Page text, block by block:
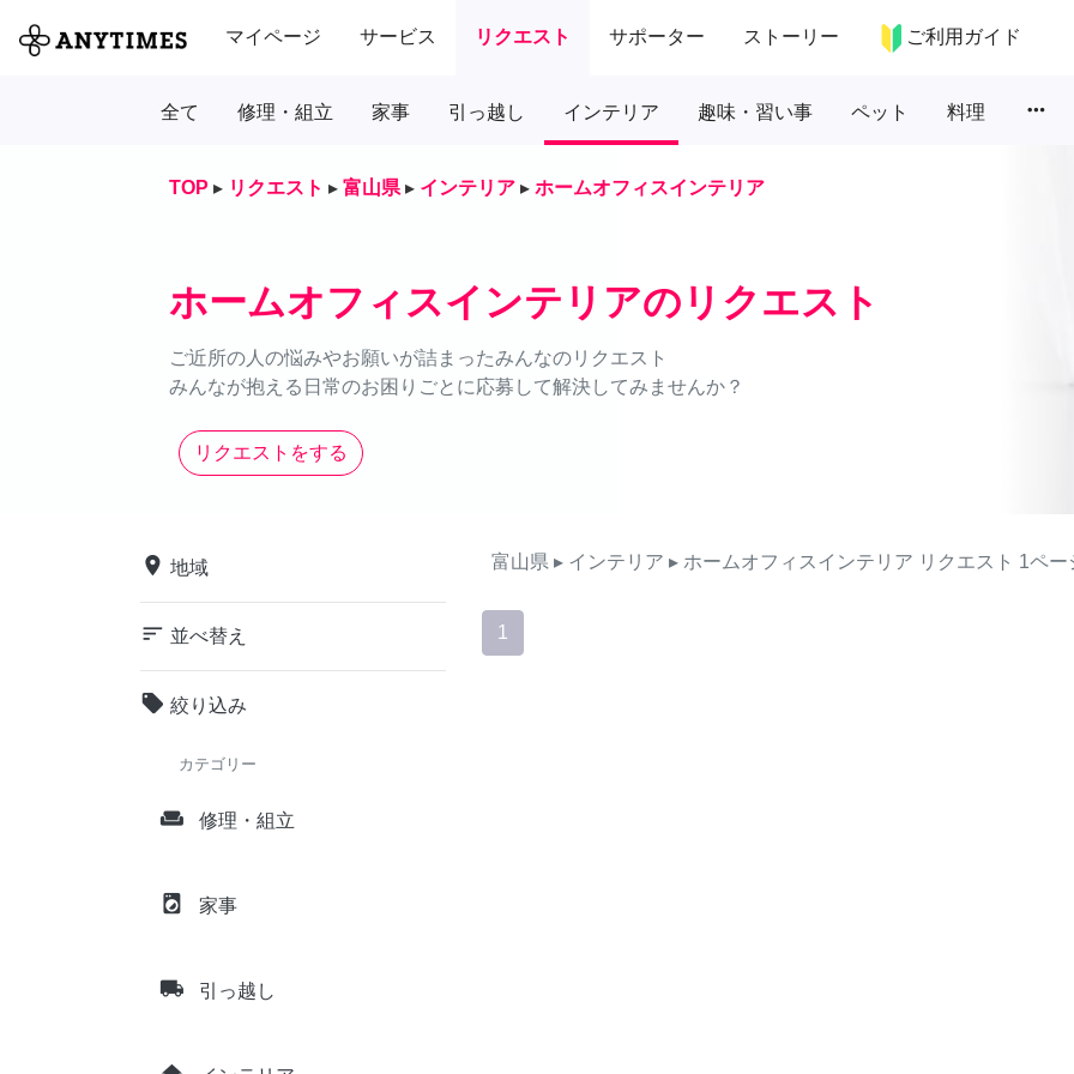
マイページ サービス リクエスト サポーター ストーリー ご利用ガイド
全て 修理・組立 家事 引っ越し インテリア 趣味・習い事 ペット 料理 more_horiz
TOP ▸ リクエスト ▸ 富山県 ▸ インテリア ▸ ホームオフィスインテリア
ホームオフィスインテリアのリクエスト
ご近所の人の悩みやお願いが詰まったみんなのリクエスト
みんなが抱える日常のお困りごとに応募して解決してみませんか？
リクエストをする
place 地域
sort 並べ替え
local_offer 絞り込み
カテゴリー
weekend 修理・組立
local_laundry_service 家事
local_shipping 引っ越し
富山県 ▸ インテリア ▸ ホームオフィスインテリア リクエスト 1ペー
1